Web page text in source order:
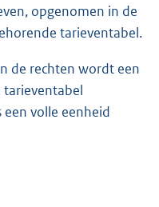
opgenomen in de
tarieventabel.
de rechten wordt een
tarieventabel
volle eenheid